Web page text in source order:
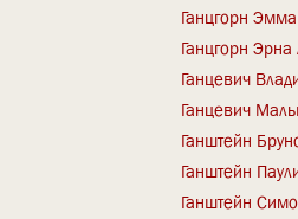
Ганцгорн
Ганцгорн
Ганцевич
Ганцевич
Ганштейн
Ганштейн
Ганштейн